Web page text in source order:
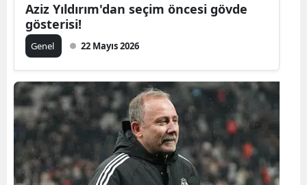
Aziz Yıldırım'dan seçim öncesi gövde
gösterisi!
Genel 22 Mayıs 2026